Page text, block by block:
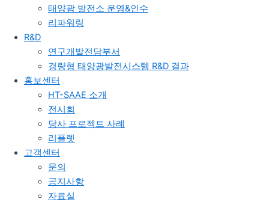
태양광 발전소 운영&인수
리파워링
R&D
연구개발전담부서
경량형 태양광발전시스템 R&D 결과
홍보센터
HT-SAAE 소개
전시회
당사 프로젝트 사례
리플렛
고객센터
문의
공지사항
자료실